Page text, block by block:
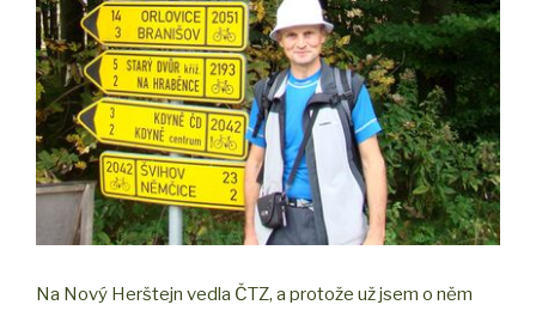
Na Nový Herštejn vedla ČTZ, a protože už jsem o něm